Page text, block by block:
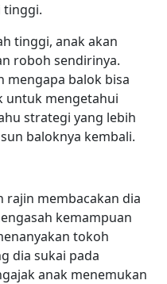
tinggi.
tinggi, anak akan
roboh sendirinya.
mengapa balok bisa
untuk mengetahui
strategi yang lebih
baloknya kembali.
rajin membacakan dia
kemampuan
tokoh
dia sukai pada
anak menemukan